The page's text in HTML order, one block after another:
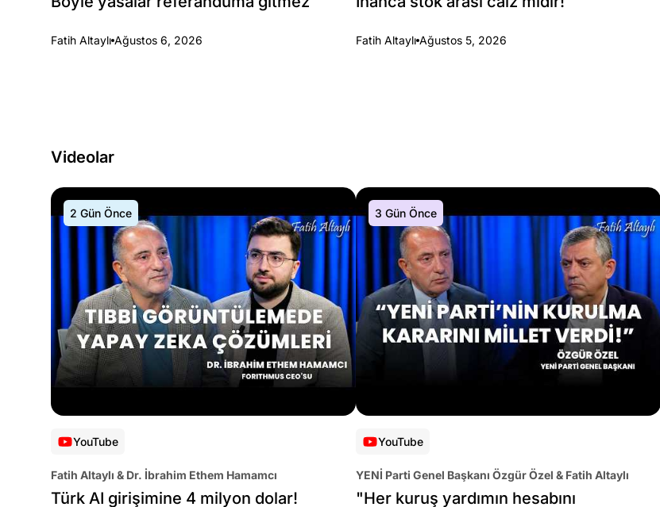
Fatih Altaylı Ağustos 6, 2026 Fatih Altaylı Ağustos 5, 2026
Videolar
2 Gün Önce
YouTube
Fatih Altaylı & Dr. İbrahim Ethem Hamamcı
Türk AI girişimine 4 milyon dolar!
3 Gün Önce
YouTube
YENİ Parti Genel Başkanı Özgür Özel & Fatih Altaylı
"Her kuruş yardımın hesabını